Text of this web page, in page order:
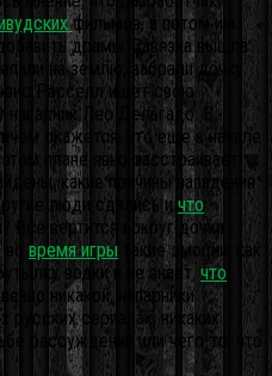
фильмов, а потом им
драмы. Завязка вышла
на землю, забрали дочку
Расселл ищет свою
Лео Дельгадо. В
окажется, что еще в начале
этом плане явно расстраивает.
какие причины нападения
люди сдались ичто
Все вертится вокруг дочки
время игры такие эмоции, как
водки и не знает, что
никакой, напарники
русских сериалах, никаких
рассуждений или чего-то, что